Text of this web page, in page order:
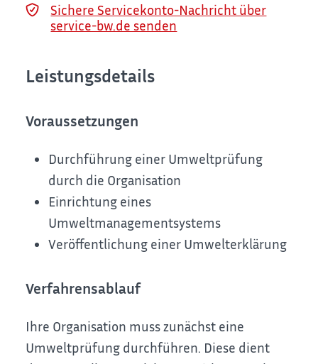
Sichere Servicekonto-Nachricht über
service-bw.de senden
Leistungsdetails
Voraussetzungen
Durchführung einer Umweltprüfung
durch die Organisation
Einrichtung eines
Umweltmanagementsystems
Veröffentlichung einer Umwelterklärung
Verfahrensablauf
Ihre Organisation muss zunächst eine
Umweltprüfung durchführen. Diese dient